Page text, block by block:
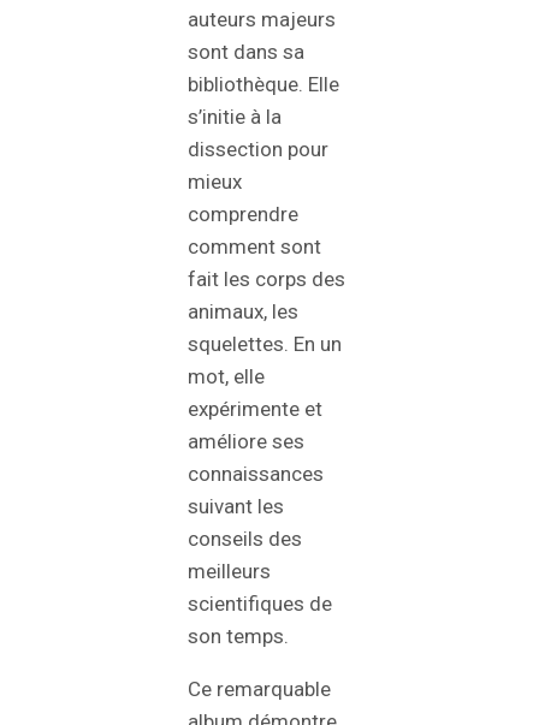
auteurs majeurs
sont dans sa
bibliothèque. Elle
s’initie à la
dissection pour
mieux
comprendre
comment sont
fait les corps des
animaux, les
squelettes. En un
mot, elle
expérimente et
améliore ses
connaissances
suivant les
conseils des
meilleurs
scientifiques de
son temps.
Ce remarquable